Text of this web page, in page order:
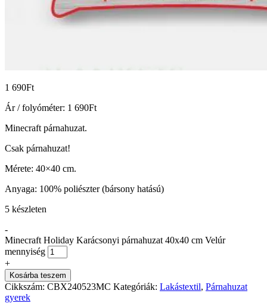
1 690Ft
Ár / folyóméter: 1 690Ft
Minecraft párnahuzat.
Csak párnahuzat!
Mérete: 40×40 cm.
Anyaga: 100% poliészter (bársony hatású)
5 készleten
-
Minecraft Holiday Karácsonyi párnahuzat 40x40 cm Velúr
mennyiség
+
Kosárba teszem
Cikkszám: CBX240523MC Kategóriák: Lakástextil, Párnahuzat
gyerek